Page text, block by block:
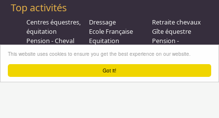
Got it!
This website uses cookies to ensure you get the best experience on our website.
Top activités
Centres équestres,
équitation
Pension - Cheval
Pension - Poney
Dressage
Ecole Française
Equitation
Promenade
Equitation de loisir
Compétition - CSO
Promenades à
Retraite chevaux
Gîte équestre
Pension -
Poulinieres
Saut d obstacle